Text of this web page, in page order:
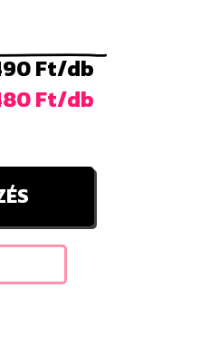
Ft/db
Ft/db